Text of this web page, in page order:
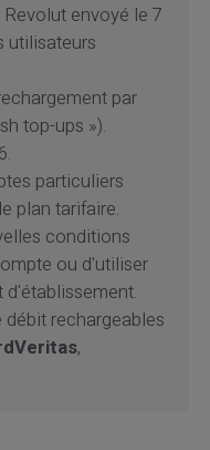
Revolut envoyé le 7
utilisateurs
par
top-ups »).
particuliers
plan tarifaire.
conditions
ou d'utiliser
d'établissement.
débit rechargeables
,